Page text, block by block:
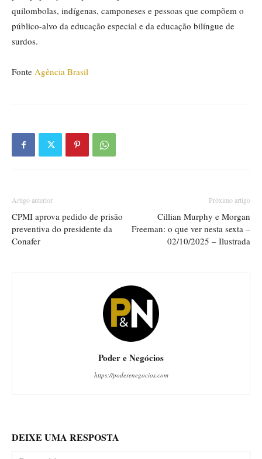
quilombolas, indígenas, camponeses e pessoas que compõem o
público-alvo da educação especial e da educação bilíngue de
surdos.
Fonte Agência Brasil
Artigo anterior
CPMI aprova pedido de prisão
preventiva do presidente da
Conafer
Próximo artigo
Cillian Murphy e Morgan
Freeman: o que ver nesta sexta –
02/10/2025 – Ilustrada
Poder e Negócios
https://poderenegocios.com
DEIXE UMA RESPOSTA